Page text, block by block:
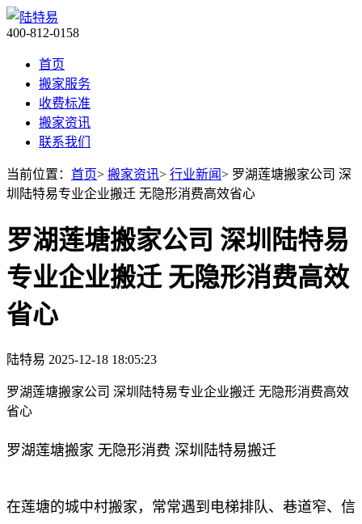
400-812-0158
首页
搬家服务
收费标准
搬家资讯
联系我们
当前位置： 首页> 搬家资讯> 行业新闻> 罗湖莲塘搬家公司 深
圳陆特易专业企业搬迁 无隐形消费高效省心​
罗湖莲塘搬家公司 深圳陆特易
专业企业搬迁 无隐形消费高效
省心​
陆特易 2025-12-18 18:05:23
罗湖莲塘搬家公司 深圳陆特易专业企业搬迁 无隐形消费高效
省心​
罗湖莲塘搬家 无隐形消费 深圳陆特易搬迁
在莲塘的城中村搬家，常常遇到电梯排队、巷道窄、信